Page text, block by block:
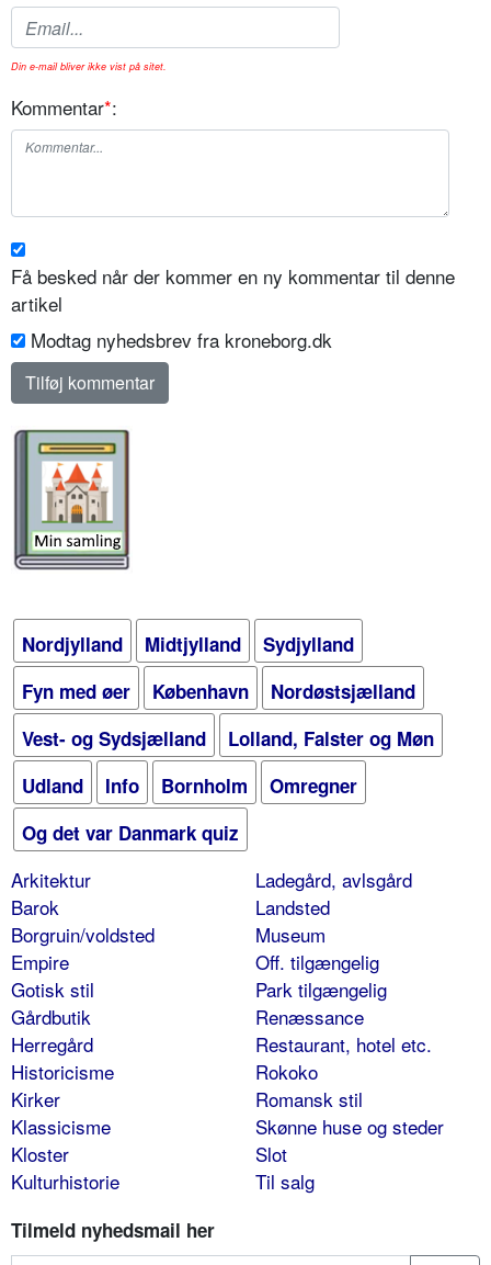
Din e-mail bliver ikke vist på sitet.
Kommentar*:
Få besked når der kommer en ny kommentar til denne
artikel
Modtag nyhedsbrev fra kroneborg.dk
Nordjylland Midtjylland
Sydjylland
Fyn med øer
København
Nordøstsjælland
Vest- og Sydsjælland
Lolland, Falster og Møn
Udland
Info Bornholm
Omregner
Og det var Danmark quiz
Arkitektur
Barok
Borgruin/voldsted
Empire
Gotisk stil
Gårdbutik
Herregård
Historicisme
Kirker
Klassicisme
Kloster
Kulturhistorie
Ladegård, avlsgård
Landsted
Museum
Off. tilgængelig
Park tilgængelig
Renæssance
Restaurant, hotel etc.
Rokoko
Romansk stil
Skønne huse og steder
Slot
Til salg
Tilmeld nyhedsmail her